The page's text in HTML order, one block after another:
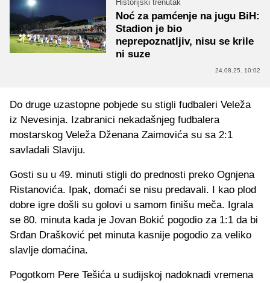
Historijski trenutak
Noć za pamćenje na jugu BiH:
Stadion je bio
neprepoznatljiv, nisu se krile
ni suze
24.08.25. 10:02
Do druge uzastopne pobjede su stigli fudbaleri Veleža
iz Nevesinja. Izabranici nekadašnjeg fudbalera
mostarskog Veleža Dženana Zaimovića su sa 2:1
savladali Slaviju.
Gosti su u 49. minuti stigli do prednosti preko Ognjena
Ristanovića. Ipak, domaći se nisu predavali. I kao plod
dobre igre došli su golovi u samom finišu meča. Igrala
se 80. minuta kada je Jovan Bokić pogodio za 1:1 da bi
Srđan Drašković pet minuta kasnije pogodio za veliko
slavlje domaćina.
Pogotkom Pere Tešića u sudijskoj nadoknadi vremena